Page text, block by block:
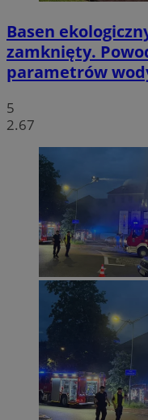
Basen
zamknięty.
parametrów
5
2.67